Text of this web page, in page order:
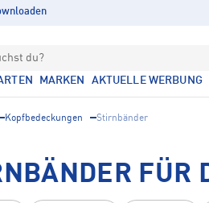
du?
MARKEN AKTUELLE WERBUNG
Kopfbedeckungen Stirnbänder
FÜR